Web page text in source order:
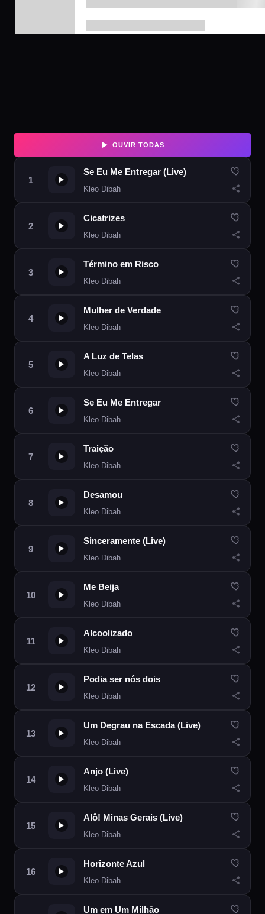
OUVIR TODAS
Se Eu Me Entregar (Live)
Kleo Dibah
Cicatrizes
Kleo Dibah
Término em Risco
Kleo Dibah
Mulher de Verdade
Kleo Dibah
A Luz de Telas
Kleo Dibah
Se Eu Me Entregar
Kleo Dibah
Traição
Kleo Dibah
Desamou
Kleo Dibah
Sinceramente (Live)
Kleo Dibah
Me Beija
Kleo Dibah
Alcoolizado
Kleo Dibah
Podia ser nós dois
Kleo Dibah
Um Degrau na Escada (Live)
Kleo Dibah
Anjo (Live)
Kleo Dibah
Alô! Minas Gerais (Live)
Kleo Dibah
Horizonte Azul
Kleo Dibah
Um em Um Milhão